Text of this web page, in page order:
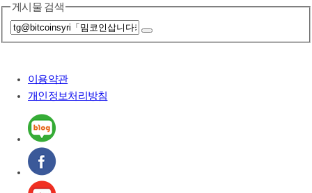
게시물 검색
이용약관
개인정보처리방침